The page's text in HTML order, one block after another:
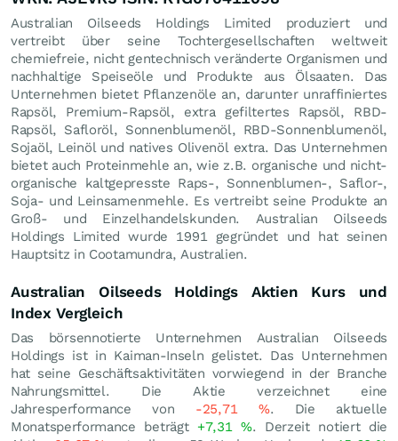
Australian Oilseeds Holdings Limited produziert und
vertreibt über seine Tochtergesellschaften weltweit
chemiefreie, nicht gentechnisch veränderte Organismen und
nachhaltige Speiseöle und Produkte aus Ölsaaten. Das
Unternehmen bietet Pflanzenöle an, darunter unraffiniertes
Rapsöl, Premium-Rapsöl, extra gefiltertes Rapsöl, RBD-
Rapsöl, Safloröl, Sonnenblumenöl, RBD-Sonnenblumenöl,
Sojaöl, Leinöl und natives Olivenöl extra. Das Unternehmen
bietet auch Proteinmehle an, wie z.B. organische und nicht-
organische kaltgepresste Raps-, Sonnenblumen-, Saflor-,
Soja- und Leinsamenmehle. Es vertreibt seine Produkte an
Groß- und Einzelhandelskunden. Australian Oilseeds
Holdings Limited wurde 1991 gegründet und hat seinen
Hauptsitz in Cootamundra, Australien.
Australian Oilseeds Holdings Aktien Kurs und
Index Vergleich
Das börsennotierte Unternehmen Australian Oilseeds
Holdings ist in Kaiman-Inseln gelistet. Das Unternehmen
hat seine Geschäftsaktivitäten vorwiegend in der Branche
Nahrungsmittel. Die Aktie verzeichnet eine
Jahresperformance von -25,71 %. Die aktuelle
Monatsperformance beträgt +7,31%. Derzeit notiert die